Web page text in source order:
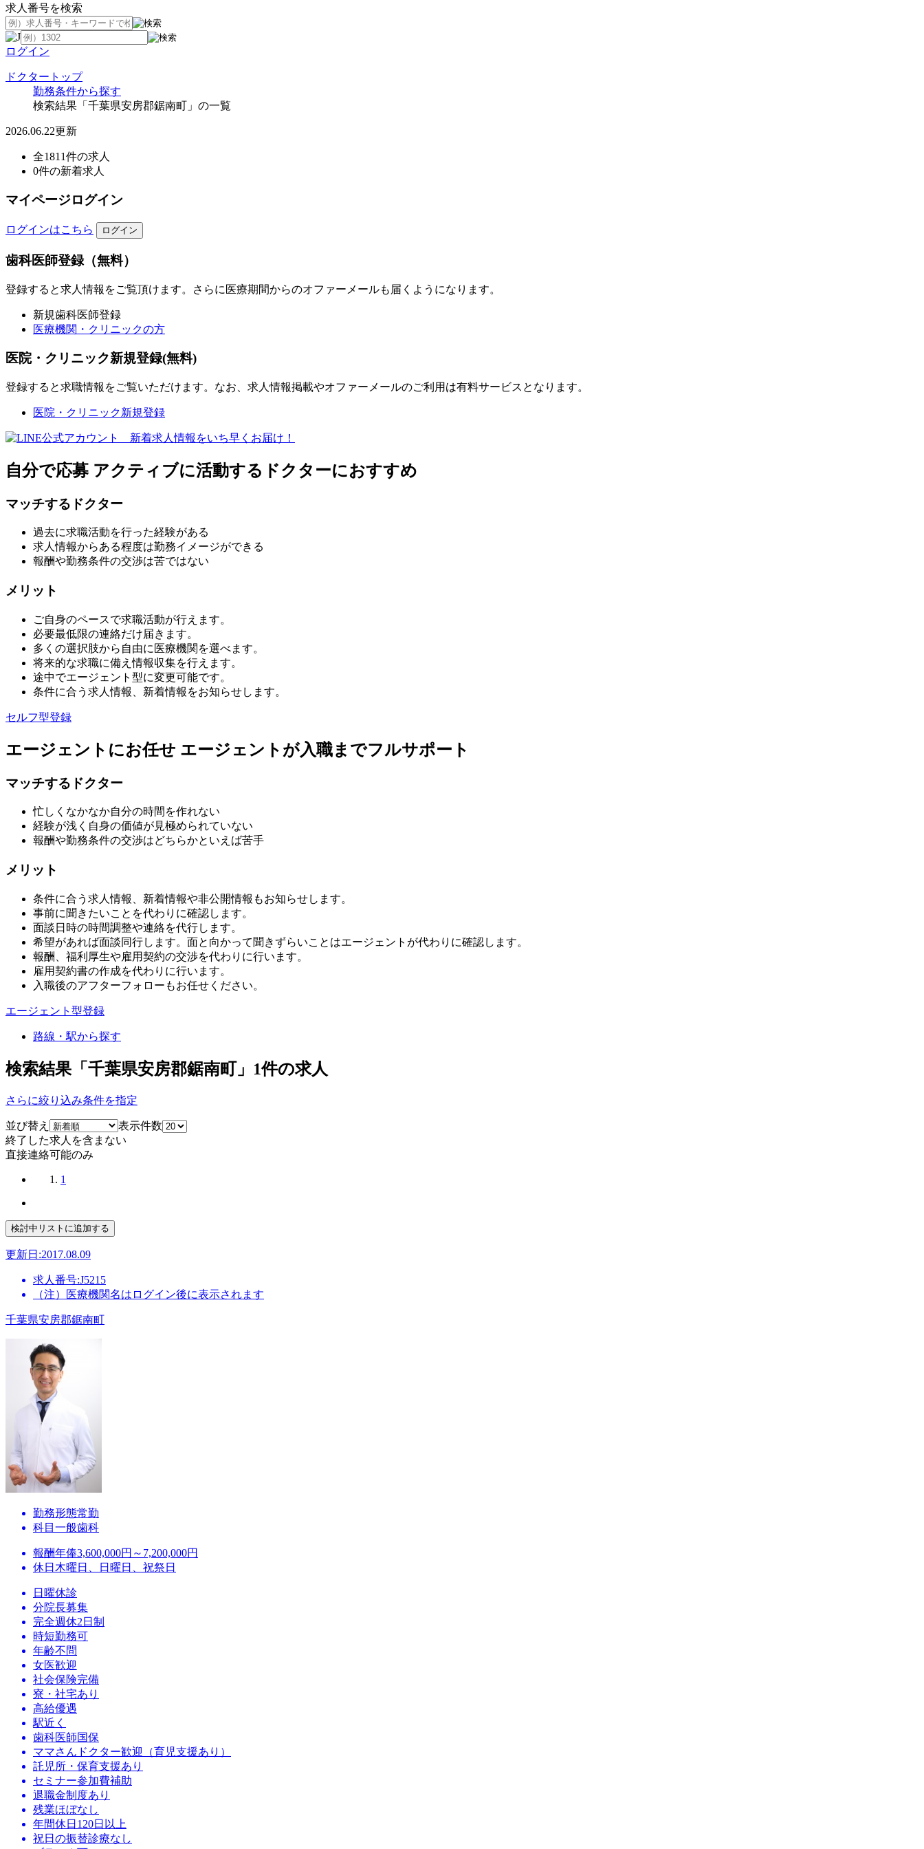
求人番号を検索
ログイン
ドクタートップ
勤務条件から探す
検索結果「千葉県安房郡鋸南町」の一覧
2026.06.22更新
全1811件の求人
0件の新着求人
マイページログイン
ログインはこちら
歯科医師登録（無料）
登録すると求人情報をご覧頂けます。さらに医療期間からのオファーメールも届くようになります。
新規歯科医師登録
医療機関・クリニックの方
医院・クリニック新規登録(無料)
登録すると求職情報をご覧いただけます。なお、求人情報掲載やオファーメールのご利用は有料サービスとなります。
医院・クリニック新規登録
自分で応募 アクティブに活動するドクターにおすすめ
マッチするドクター
過去に求職活動を行った経験がある
求人情報からある程度は勤務イメージができる
報酬や勤務条件の交渉は苦ではない
メリット
ご自身のペースで求職活動が行えます。
必要最低限の連絡だけ届きます。
多くの選択肢から自由に医療機関を選べます。
将来的な求職に備え情報収集を行えます。
途中でエージェント型に変更可能です。
条件に合う求人情報、新着情報をお知らせします。
セルフ型登録
エージェントにお任せ エージェントが入職までフルサポート
マッチするドクター
忙しくなかなか自分の時間を作れない
経験が浅く自身の価値が見極められていない
報酬や勤務条件の交渉はどちらかといえば苦手
メリット
条件に合う求人情報、新着情報や非公開情報もお知らせします。
事前に聞きたいことを代わりに確認します。
面談日時の時間調整や連絡を代行します。
希望があれば面談同行します。面と向かって聞きずらいことはエージェントが代わりに確認します。
報酬、福利厚生や雇用契約の交渉を代わりに行います。
雇用契約書の作成を代わりに行います。
入職後のアフターフォローもお任せください。
エージェント型登録
路線・駅から探す
検索結果「千葉県安房郡鋸南町」 1件の求人
さらに絞り込み条件を指定
並び替え
表示件数
終了した求人を含まない
直接連絡可能のみ
1
更新日:2017.08.09
求人番号:J5215
（注）医療機関名はログイン後に表示されます
千葉県安房郡鋸南町
勤務形態常勤
科目 一般歯科
報酬年俸3,600,000円～7,200,000円
休日 木曜日、日曜日、祝祭日
日曜休診
分院長募集
完全週休2日制
時短勤務可
年齢不問
女医歓迎
社会保険完備
寮・社宅あり
高給優遇
駅近く
歯科医師国保
ママさんドクター歓迎（育児支援あり）
託児所・保育支援あり
セミナー参加費補助
退職金制度あり
残業ほぼなし
年間休日120日以上
祝日の振替診療なし